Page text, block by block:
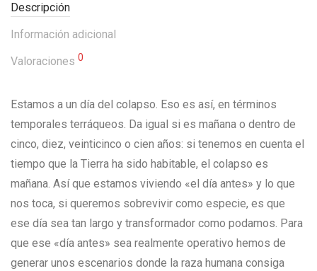
Descripción
Información adicional
Valoraciones 0
Estamos a un día del colapso. Eso es así, en términos
temporales terráqueos. Da igual si es mañana o dentro de
cinco, diez, veinticinco o cien años: si tenemos en cuenta el
tiempo que la Tierra ha sido habitable, el colapso es
mañana. Así que estamos viviendo «el día antes» y lo que
nos toca, si queremos sobrevivir como especie, es que
ese día sea tan largo y transformador como podamos. Para
que ese «día antes» sea realmente operativo hemos de
generar unos escenarios donde la raza humana consiga